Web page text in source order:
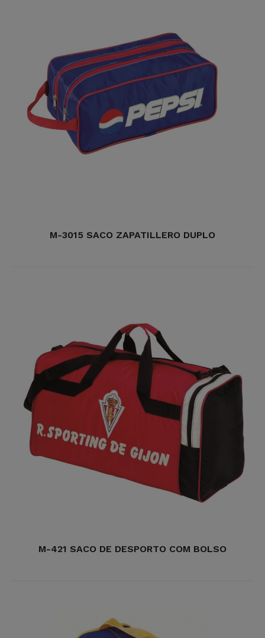
M-3015 SACO ZAPATILLERO DUPLO
M-421 SACO DE DESPORTO COM BOLSO